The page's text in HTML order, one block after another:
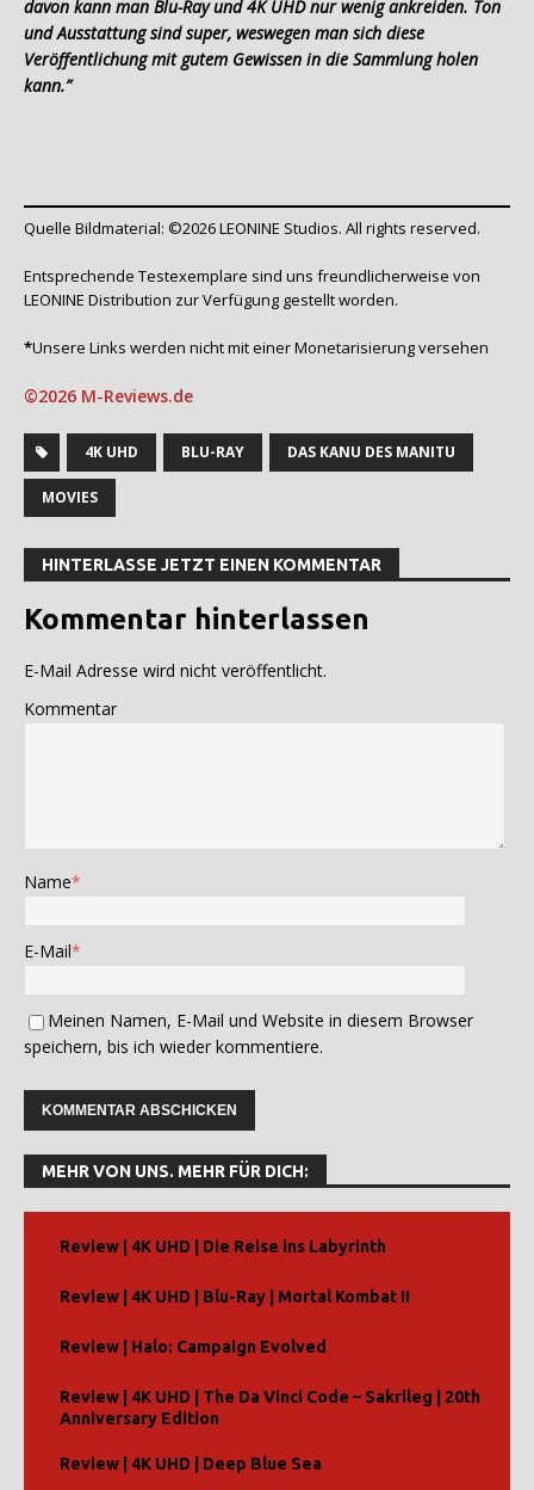
davon kann man Blu-Ray und 4K UHD nur wenig ankreiden. Ton
und Ausstattung sind super, weswegen man sich diese
Veröffentlichung mit gutem Gewissen in die Sammlung holen
kann.”
Quelle Bildmaterial: ©2026 LEONINE Studios. All rights reserved.
Entsprechende Testexemplare sind uns freundlicherweise von
LEONINE Distribution zur Verfügung gestellt worden.
*Unsere Links werden nicht mit einer Monetarisierung versehen
©2026 M-Reviews.de
4K UHD BLU-RAY DAS KANU DES MANITU
MOVIES
HINTERLASSE JETZT EINEN KOMMENTAR
Kommentar hinterlassen
E-Mail Adresse wird nicht veröffentlicht.
Kommentar
Name*
E-Mail*
Meinen Namen, E-Mail und Website in diesem Browser
speichern, bis ich wieder kommentiere.
MEHR VON UNS. MEHR FÜR DICH:
Review | 4K UHD | Die Reise ins Labyrinth
Review | 4K UHD | Blu-Ray | Mortal Kombat II
Review | Halo: Campaign Evolved
Review | 4K UHD | The Da Vinci Code – Sakrileg | 20th
Anniversary Edition
Review | 4K UHD | Deep Blue Sea